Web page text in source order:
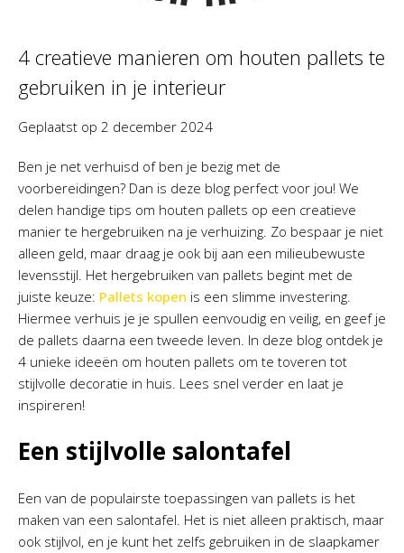
4 creatieve manieren om houten pallets te
gebruiken in je interieur
Geplaatst op 2 december 2024
Ben je net verhuisd of ben je bezig met de
voorbereidingen? Dan is deze blog perfect voor jou! We
delen handige tips om houten pallets op een creatieve
manier te hergebruiken na je verhuizing. Zo bespaar je niet
alleen geld, maar draag je ook bij aan een milieubewuste
levensstijl. Het hergebruiken van pallets begint met de
juiste keuze: Pallets kopen is een slimme investering.
Hiermee verhuis je je spullen eenvoudig en veilig, en geef je
de pallets daarna een tweede leven. In deze blog ontdek je
4 unieke ideeën om houten pallets om te toveren tot
stijlvolle decoratie in huis. Lees snel verder en laat je
inspireren!
Een stijlvolle salontafel
Een van de populairste toepassingen van pallets is het
maken van een salontafel. Het is niet alleen praktisch, maar
ook stijlvol, en je kunt het zelfs gebruiken in de slaapkamer